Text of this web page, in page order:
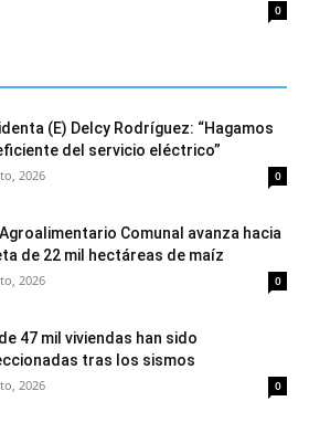
0
(E) Delcy Rodríguez: “Hagamos
del servicio eléctrico”
2026 0
Comunal avanza hacia
de 22 mil hectáreas de maíz
2026 0
47 mil viviendas han sido
tras los sismos
2026 0